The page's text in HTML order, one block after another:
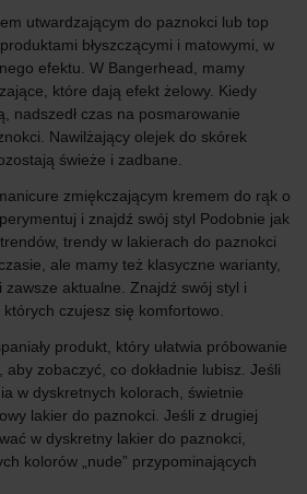
utwardzającym do paznokci lub top
błyszczącymi i matowymi, w
efektu. W Bangerhead, mamy
które dają efekt żelowy. Kiedy
nadszedł czas na posmarowanie
Nawilżający olejek do skórek
świeże i zadbane.
zmiękczającym kremem do rąk o
i znajdź swój styl Podobnie jak
trendy w lakierach do paznokci
ale mamy też klasyczne warianty,
aktualne. Znajdź swój styl i
czujesz się komfortowo.
produkt, który ułatwia próbowanie
zobaczyć, co dokładnie lubisz. Jeśli
w dyskretnych kolorach, świetnie
lakier do paznokci. Jeśli z drugiej
w dyskretny lakier do paznokci,
kolorów „nude” przypominających